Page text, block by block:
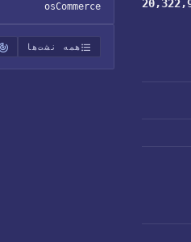
osCommerce
همه نشت‌ها